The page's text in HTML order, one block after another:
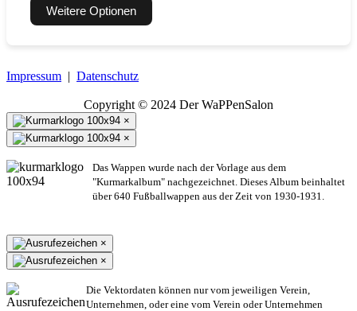
Weitere Optionen
Impressum | Datenschutz
Copyright © 2024 Der WaPPenSalon
×
×
Das Wappen wurde nach der Vorlage aus dem
"Kurmarkalbum" nachgezeichnet. Dieses Album beinhaltet
über 640 Fußballwappen aus der Zeit von 1930-1931.
×
×
Die Vektordaten können nur vom jeweiligen Verein,
Unternehmen, oder eine vom Verein oder Unternehmen